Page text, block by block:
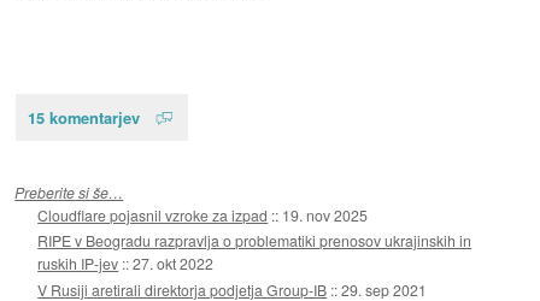
15 komentarjev
Preberite si še…
Cloudflare pojasnil vzroke za izpad :: 19. nov 2025
RIPE v Beogradu razpravlja o problematiki prenosov ukrajinskih in
ruskih IP-jev ::27. okt 2022
V Rusiji aretirali direktorja podjetja Group-IB ::29. sep 2021